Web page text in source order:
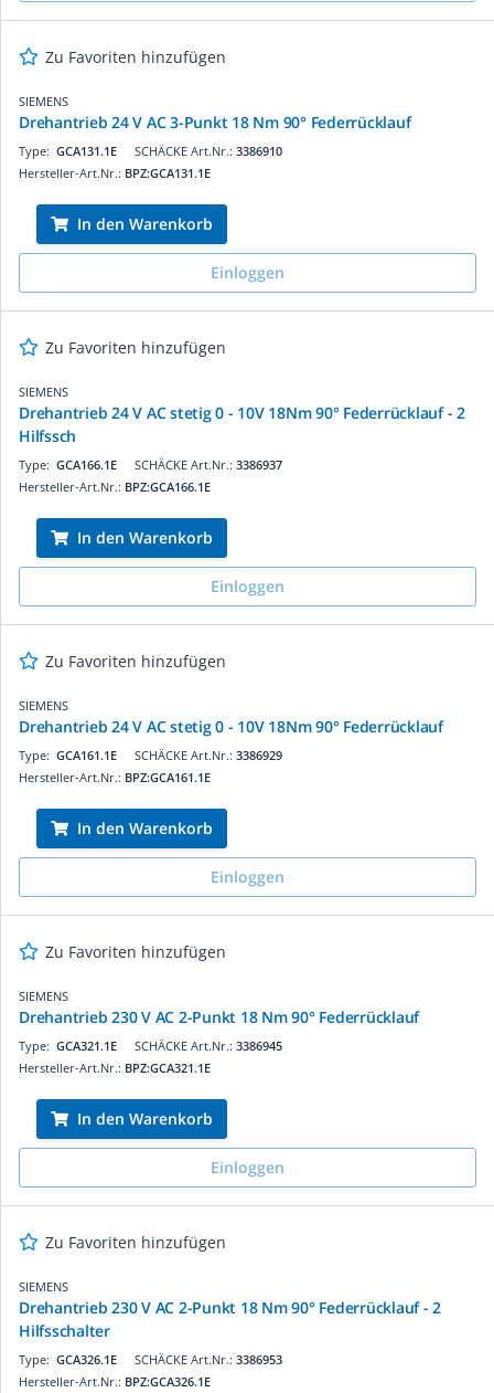
Zu Favoriten hinzufügen
SIEMENS
Drehantrieb 24 V AC 3-Punkt 18 Nm 90° Federrücklauf
SCHÄCKE Art.Nr.: 3386910
Type: GCA131.1E
Hersteller-Art.Nr.: BPZ:GCA131.1E
In den Warenkorb
Einloggen
Zu Favoriten hinzufügen
SIEMENS
Drehantrieb 24 V AC stetig 0 - 10V 18Nm 90° Federrücklauf - 2
Hilfssch
SCHÄCKE Art.Nr.: 3386937
Type: GCA166.1E
Hersteller-Art.Nr.: BPZ:GCA166.1E
In den Warenkorb
Einloggen
Zu Favoriten hinzufügen
SIEMENS
Drehantrieb 24 V AC stetig 0 - 10V 18Nm 90° Federrücklauf
SCHÄCKE Art.Nr.: 3386929
Type: GCA161.1E
Hersteller-Art.Nr.: BPZ:GCA161.1E
In den Warenkorb
Einloggen
Zu Favoriten hinzufügen
SIEMENS
Drehantrieb 230 V AC 2-Punkt 18 Nm 90° Federrücklauf
SCHÄCKE Art.Nr.: 3386945
Type: GCA321.1E
Hersteller-Art.Nr.: BPZ:GCA321.1E
In den Warenkorb
Einloggen
Zu Favoriten hinzufügen
SIEMENS
Drehantrieb 230 V AC 2-Punkt 18 Nm 90° Federrücklauf - 2
Hilfsschalter
SCHÄCKE Art.Nr.: 3386953
Type: GCA326.1E
Hersteller-Art.Nr.: BPZ:GCA326.1E